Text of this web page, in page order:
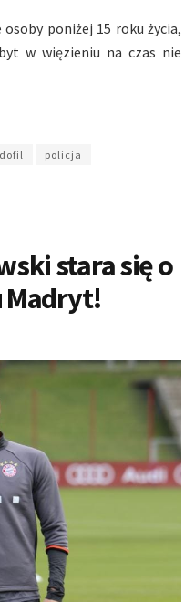
poniżej 15 roku życia,
w więzieniu na czas nie
policja
stara się o
Madryt!